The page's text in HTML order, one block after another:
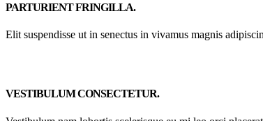
PARTURIENT FRINGILLA.
Elit suspendisse ut in senectus in vivamus magnis
VESTIBULUM CONSECTETUR.